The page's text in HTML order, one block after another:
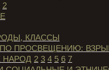
2
КЛАССЫ
ПРОСВЕЩЕНИЮ:
НАРОД 2 3 4 5 6 7